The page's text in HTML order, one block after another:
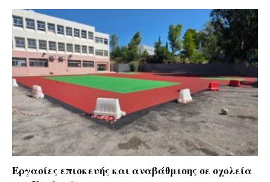
Εργασίες επισκευής και αναβάθμισης σε σχολεία